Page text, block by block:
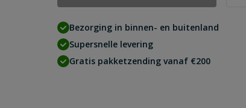
Bezorging in binnen- en buitenland
Supersnelle levering
Gratis pakketzending vanaf €200